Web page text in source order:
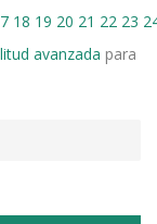
18 19 20 21 22 23
avanzada para